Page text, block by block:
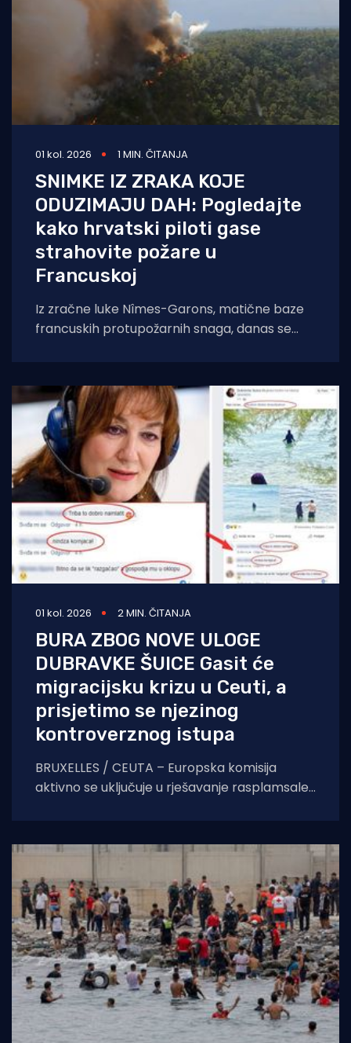
01 kol. 2026 1 MIN. ČITANJA
SNIMKE IZ ZRAKA KOJE
ODUZIMAJU DAH: Pogledajte
kako hrvatski piloti gase
strahovite požare u
Francuskoj
Iz zračne luke Nîmes-Garons, matične baze
francuskih protupožarnih snaga, danas se
01 kol. 2026 2 MIN. ČITANJA
BURA ZBOG NOVE ULOGE
DUBRAVKE ŠUICE Gasit će
migracijsku krizu u Ceuti, a
prisjetimo se njezinog
kontroverznog istupa
BRUXELLES / CEUTA – Europska komisija
aktivno se uključuje u rješavanje rasplamsale